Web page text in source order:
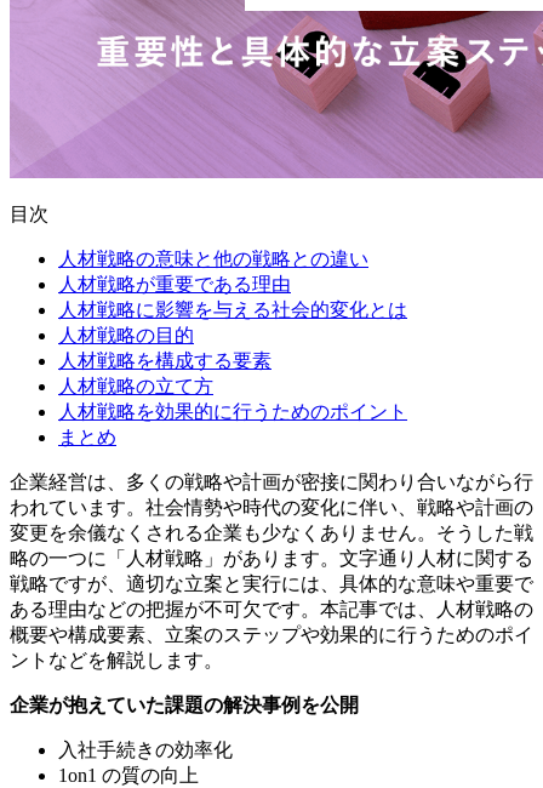
目次
人材戦略の意味と他の戦略との違い
人材戦略が重要である理由
人材戦略に影響を与える社会的変化とは
人材戦略の目的
人材戦略を構成する要素
人材戦略の立て方
人材戦略を効果的に行うためのポイント
まとめ
企業経営は、多くの戦略や計画が密接に関わり合いながら行
われています。社会情勢や時代の変化に伴い、戦略や計画の
変更を余儀なくされる企業も少なくありません。そうした戦
略の一つに「人材戦略」があります。文字通り人材に関する
戦略ですが、適切な立案と実行には、具体的な意味や重要で
ある理由などの把握が不可欠です。本記事では、人材戦略の
概要や構成要素、立案のステップや効果的に行うためのポイ
ントなどを解説します。
企業が抱えていた課題の解決事例を公開
入社手続きの効率化
1on1 の質の向上